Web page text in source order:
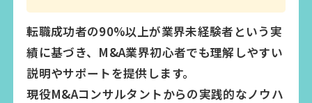
転職成功者の90%以上が業界未経験者という実
績に基づき、M&A業界初心者でも理解しやすい
説明やサポートを提供します。
現役M&Aコンサルタントからの実践的なノウハ